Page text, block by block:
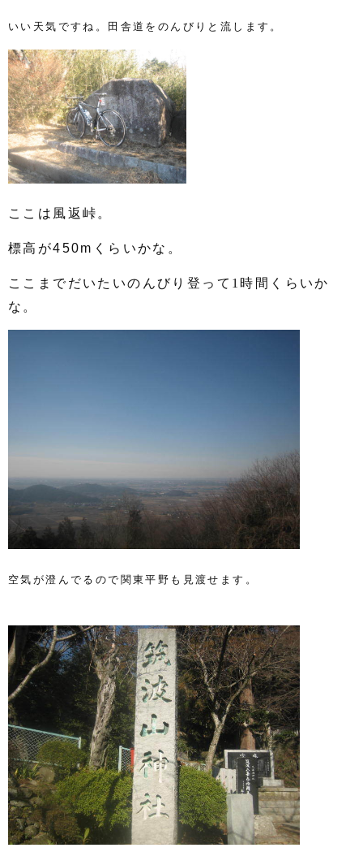
いい天気ですね。田舎道をのんびりと流します。
ここは風返峠。
標高が450mくらいかな。
ここまでだいたいのんびり登って 1 時間くらいか
な。
空気が澄んでるので関東平野も見渡せます。